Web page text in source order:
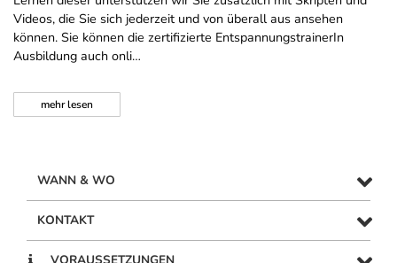
Videos, die Sie sich jederzeit und von überall aus ansehen
können. Sie können die zertifizierte EntspannungstrainerIn
Ausbildung auch onli…
mehrlesen
WANN & WO
KONTAKT